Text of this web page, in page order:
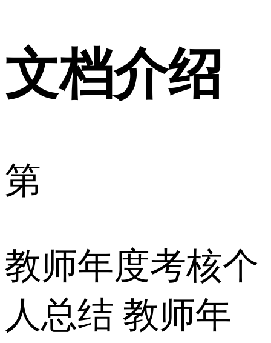
文档介绍
第
教师年度考核个
人总结 教师年